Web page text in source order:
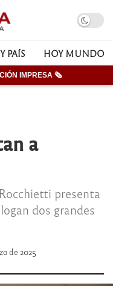
PAÍS HOY MUNDO
IMPRESA 🗞
a
presenta
dos grandes
de 2025